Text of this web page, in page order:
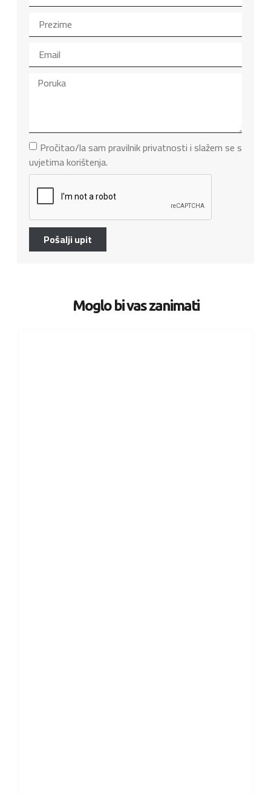
Pročitao/la sam pravilnik privatnosti i slažem se s
uvjetima korištenja.
Pošalji upit
Moglo bi vas zanimati